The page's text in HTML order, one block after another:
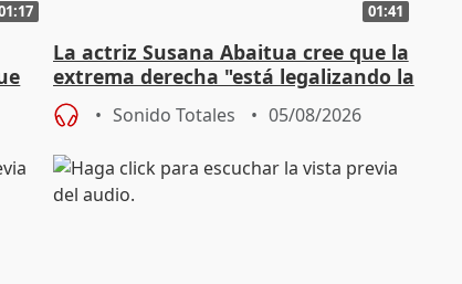
01:41
La actriz Susana Abaitua cree que la
extrema derecha "está legalizando la
homofobia"
Sonido Totales 05/08/2026